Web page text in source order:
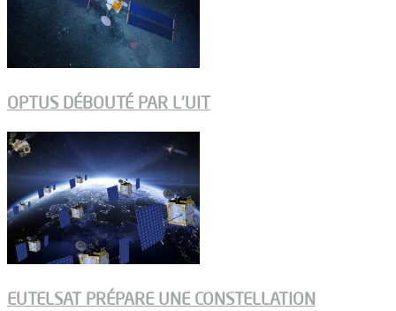
OPTUS DÉBOUTÉ PAR L’UIT
EUTELSAT PRÉPARE UNE CONSTELLATION